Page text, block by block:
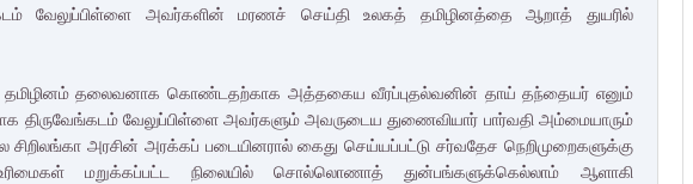
வேலுப்பிள்ளை அவர்களின் மரணச் செய்தி உலகத் தமிழினத்தை ஆறாத் துயரில்
தமிழினம் தலைவனாக கொண்டதற்காக அத்தகைய வீரப்புதல்வனின் தாய் தந்தையர் எனும்
திருவேங்கடம் வேலுப்பிள்ளை அவர்களும் அவருடைய துணைவியார் பார்வதி அம்மையாரும்
அரசின் அரக்கப் படையினரால் கைது செய்யப்பட்டு சர்வதேச நெறிமுறைகளுக்கு
மறுக்கப்பட்ட நிலையில் சொல்லொணாத் துன்பங்களுக்கெல்லாம் ஆளாகி